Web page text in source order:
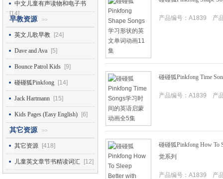
中文儿童有声读物和电子书
[14]
早教资源 >>
英文儿歌早教 [24]
Dave and Ava [5]
Bounce Patrol Kids [9]
碰碰狐Pinkfong [14]
Jack Hartmann [15]
Kids Pages (Easy English) [6]
其它资源 >>
其它资源 [418]
儿童英文章节书精读词汇 [12]
产品编号：A1839 产
碰碰狐Pinkfong Time
产品编号：A1839 产
碰碰狐Pinkfong How To
觉系列
产品编号：A1839 产